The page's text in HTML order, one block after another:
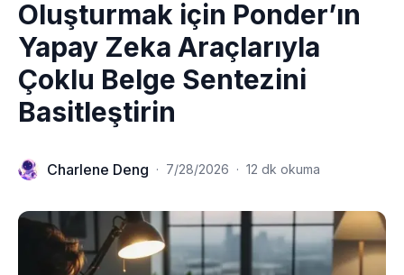
Oluşturmak için Ponder’ın
Yapay Zeka Araçlarıyla
Çoklu Belge Sentezini
Basitleştirin
Charlene Deng · 7/28/2026 · 12 dk okuma